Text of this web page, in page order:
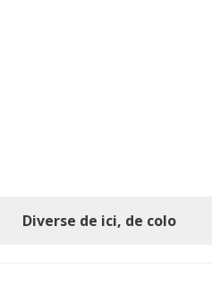
Diverse de ici, de colo